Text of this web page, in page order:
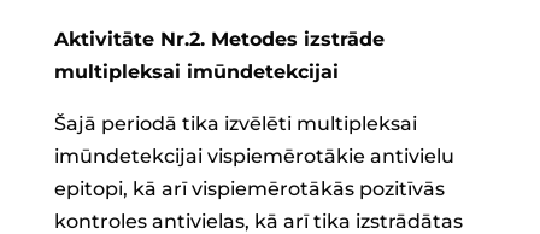
Aktivitāte Nr.2. Metodes izstrāde
multipleksai imūndetekcijai
Šajā periodā tika izvēlēti multipleksai
imūndetekcijai vispiemērotākie antivielu
epitopi, kā arī vispiemērotākās pozitīvās
kontroles antivielas, kā arī tika izstrādātas